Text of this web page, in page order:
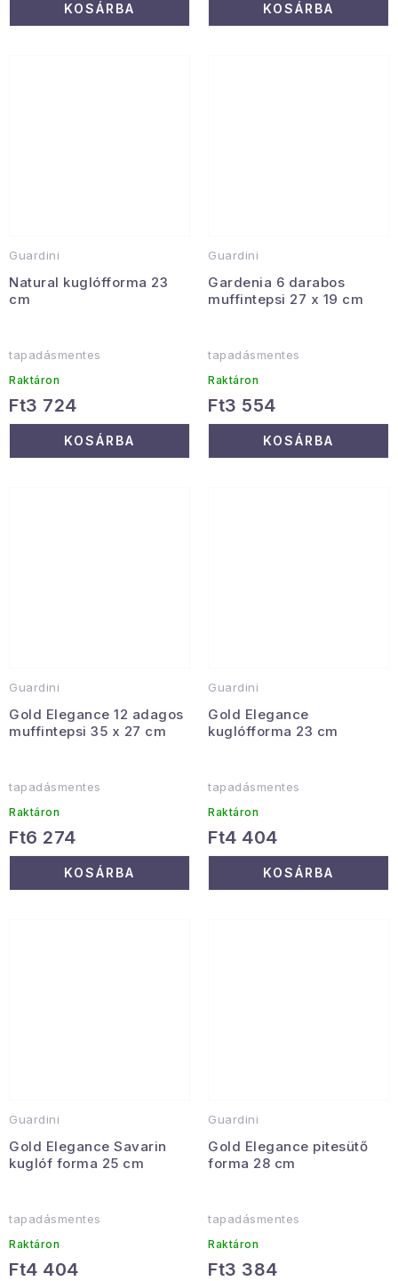
KOSÁRBA KOSÁRBA
Guardini
Natural kuglófforma 23
cm
tapadásmentes
Raktáron
Ft3 724
KOSÁRBA
Guardini
Gardenia 6 darabos
muffintepsi 27 x 19 cm
tapadásmentes
Raktáron
Ft3 554
KOSÁRBA
Guardini
Gold Elegance 12 adagos
muffintepsi 35 x 27 cm
tapadásmentes
Raktáron
Ft6 274
KOSÁRBA
Guardini
Gold Elegance
kuglófforma 23 cm
tapadásmentes
Raktáron
Ft4 404
KOSÁRBA
Guardini
Gold Elegance Savarin
kuglóf forma 25 cm
tapadásmentes
Raktáron
Ft4 404
Guardini
Gold Elegance pitesütő
forma 28 cm
tapadásmentes
Raktáron
Ft3 384